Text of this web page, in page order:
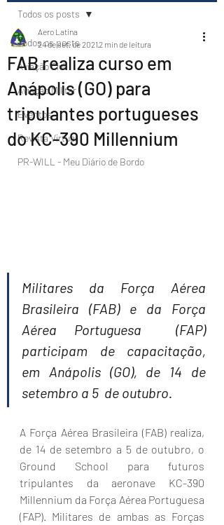
Todos os posts
Aviação Civil
Aviação Militar
Eventos
Revista Virtual
PR-WILL - Meu Diário de Bordo
Todos os posts
FAB realiza curso em
Anápolis (GO) para
tripulantes portugueses
do KC-390 Millennium
Aero Latina
24 de set. de 20212 min de leitura
Militares da Força Aérea
Brasileira (FAB) e da Força
Aérea Portuguesa  (FAP)
participam de capacitação,
em Anápolis (GO), de 14 de
setembro a 5  de outubro.
A Força Aérea Brasileira (FAB) realiza,
de 14 de setembro a 5 de outubro, o
Ground School para futuros
tripulantes da aeronave KC-390
Millennium da Força Aérea Portuguesa
(FAP). Militares de ambas as Forças